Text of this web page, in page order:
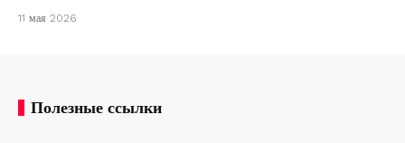
11 мая 2026
Полезные ссылки